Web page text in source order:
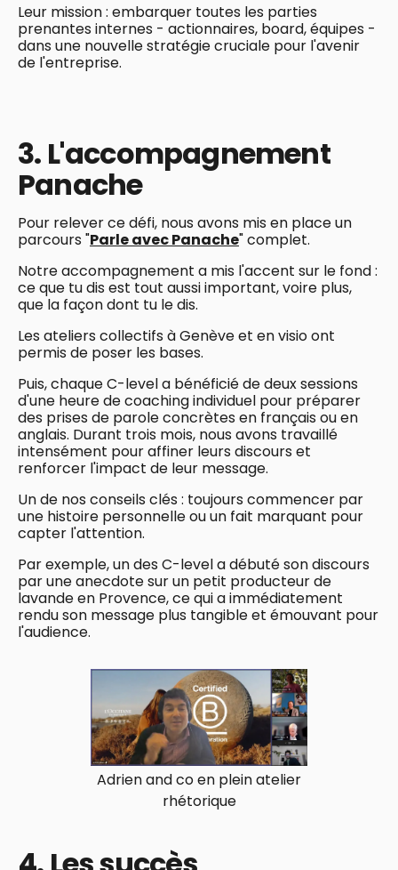
Leur mission : embarquer toutes les parties
prenantes internes - actionnaires, board, équipes -
dans une nouvelle stratégie cruciale pour l'avenir
de l'entreprise.
3. L'accompagnement
Panache
Pour relever ce défi, nous avons mis en place un
parcours "Parle avec Panache" complet.
Notre accompagnement a mis l'accent sur le fond :
ce que tu dis est tout aussi important, voire plus,
que la façon dont tu le dis.
Les ateliers collectifs à Genève et en visio ont
permis de poser les bases.
Puis, chaque C-level a bénéficié de deux sessions
d'une heure de coaching individuel pour préparer
des prises de parole concrètes en français ou en
anglais. Durant trois mois, nous avons travaillé
intensément pour affiner leurs discours et
renforcer l'impact de leur message.
Un de nos conseils clés : toujours commencer par
une histoire personnelle ou un fait marquant pour
capter l'attention.
Par exemple, un des C-level a débuté son discours
par une anecdote sur un petit producteur de
lavande en Provence, ce qui a immédiatement
rendu son message plus tangible et émouvant pour
l'audience.
Adrien and co en plein atelier
rhétorique